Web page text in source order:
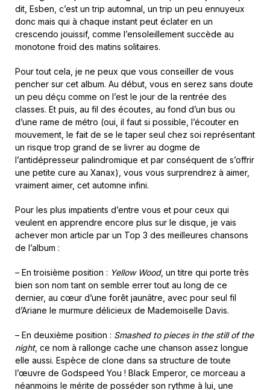
dit, Esben, c’est un trip automnal, un trip un peu ennuyeux
donc mais qui à chaque instant peut éclater en un
crescendo jouissif, comme l’ensoleillement succède au
monotone froid des matins solitaires.
Pour tout cela, je ne peux que vous conseiller de vous
pencher sur cet album. Au début, vous en serez sans doute
un peu déçu comme on l’est le jour de la rentrée des
classes. Et puis, au fil des écoutes, au fond d’un bus ou
d’une rame de métro (oui, il faut si possible, l’écouter en
mouvement, le fait de se le taper seul chez soi représentant
un risque trop grand de se livrer au dogme de
l’antidépresseur palindromique et par conséquent de s’offrir
une petite cure au Xanax), vous vous surprendrez à aimer,
vraiment aimer, cet automne infini.
Pour les plus impatients d’entre vous et pour ceux qui
veulent en apprendre encore plus sur le disque, je vais
achever mon article par un Top 3 des meilleures chansons
de l’album :
– En troisième position : Yellow Wood, un titre qui porte très
bien son nom tant on semble errer tout au long de ce
dernier, au cœur d’une forêt jaunâtre, avec pour seul fil
d’Ariane le murmure délicieux de Mademoiselle Davis.
– En deuxième position : Smashed to pieces in the still of the
night, ce nom à rallonge cache une chanson assez longue
elle aussi. Espèce de clone dans sa structure de toute
l’œuvre de Godspeed You ! Black Emperor, ce morceau a
néanmoins le mérite de posséder son rythme à lui, une